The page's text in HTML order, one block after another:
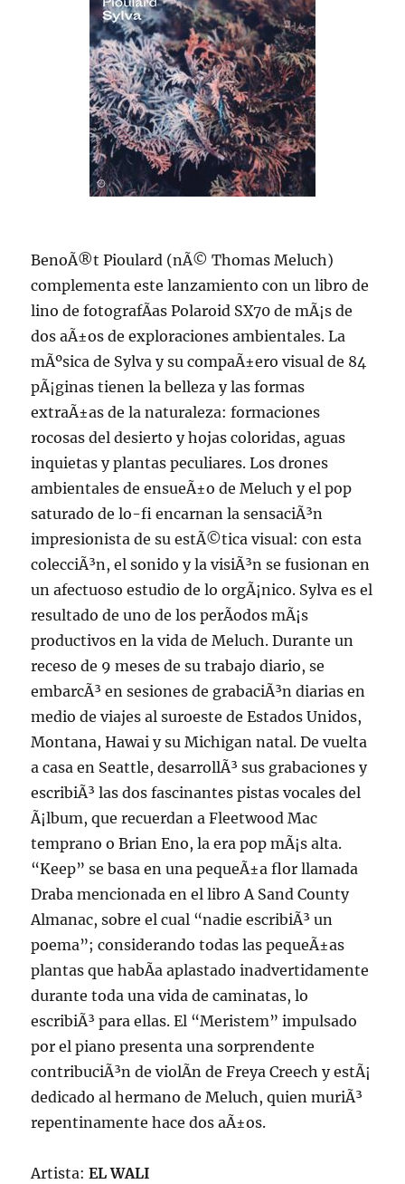
BenoÃ®t Pioulard (nÃ© Thomas Meluch)
complementa este lanzamiento con un libro de
lino de fotografÃ­as Polaroid SX70 de mÃ¡s de
dos aÃ±os de exploraciones ambientales. La
mÃºsica de Sylva y su compaÃ±ero visual de 84
pÃ¡ginas tienen la belleza y las formas
extraÃ±as de la naturaleza: formaciones
rocosas del desierto y hojas coloridas, aguas
inquietas y plantas peculiares. Los drones
ambientales de ensueÃ±o de Meluch y el pop
saturado de lo-fi encarnan la sensaciÃ³n
impresionista de su estÃ©tica visual: con esta
colecciÃ³n, el sonido y la visiÃ³n se fusionan en
un afectuoso estudio de lo orgÃ¡nico. Sylva es el
resultado de uno de los perÃ­odos mÃ¡s
productivos en la vida de Meluch. Durante un
receso de 9 meses de su trabajo diario, se
embarcÃ³ en sesiones de grabaciÃ³n diarias en
medio de viajes al suroeste de Estados Unidos,
Montana, Hawai y su Michigan natal. De vuelta
a casa en Seattle, desarrollÃ³ sus grabaciones y
escribiÃ³ las dos fascinantes pistas vocales del
Ã¡lbum, que recuerdan a Fleetwood Mac
temprano o Brian Eno, la era pop mÃ¡s alta.
“Keep” se basa en una pequeÃ±a flor llamada
Draba mencionada en el libro A Sand County
Almanac, sobre el cual “nadie escribiÃ³ un
poema”; considerando todas las pequeÃ±as
plantas que habÃ­a aplastado inadvertidamente
durante toda una vida de caminatas, lo
escribiÃ³ para ellas. El “Meristem” impulsado
por el piano presenta una sorprendente
contribuciÃ³n de violÃ­n de Freya Creech y estÃ¡
dedicado al hermano de Meluch, quien muriÃ³
repentinamente hace dos aÃ±os.
Artista:EL WALI